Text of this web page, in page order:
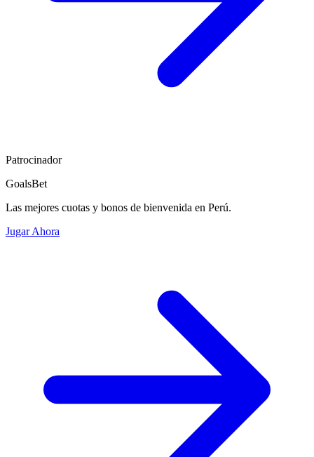
Patrocinador
GoalsBet
Las mejores cuotas y bonos de bienvenida en Perú.
Jugar Ahora